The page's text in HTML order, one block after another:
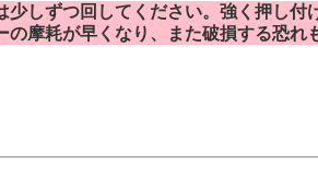
少しずつ回してください。強く押し付
の摩耗が早くなり、また破損する恐れ